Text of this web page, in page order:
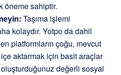
öneme sahiptir.
Taşıma işlemi
kolaydır. Yotpo da dahil
platformların çoğu, mevcut
aktarmak için basit araçlar
değerli sosyal